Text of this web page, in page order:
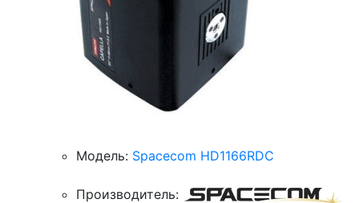
Модель: Spacecom HD1166RDC
Производитель: